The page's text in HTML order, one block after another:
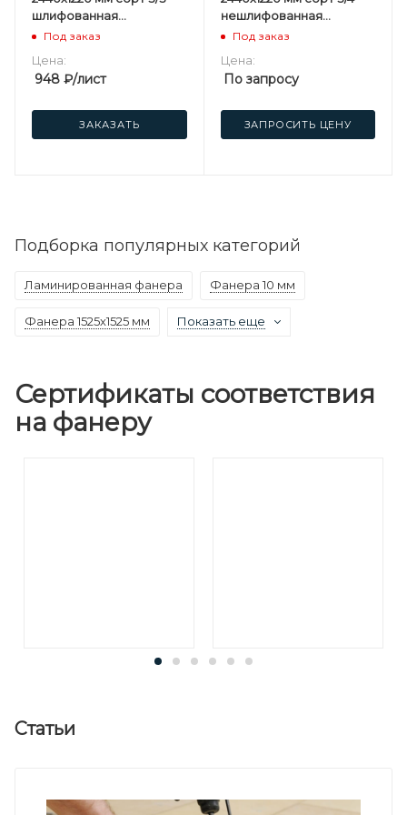
шлифованная
березовая
Под заказ
Цена:
948 ₽/лист
ЗАКАЗАТЬ
нешлифованная
березовая
Под заказ
Цена:
По запросу
ЗАПРОСИТЬ ЦЕНУ
Подборка популярных категорий
Ламинированная фанера Фанера 10 мм
Фанера 1525х1525 мм Показать еще
Сертификаты соответствия
на фанеру
Статьи